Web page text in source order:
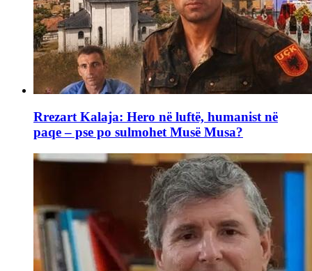
Rrezart Kalaja: Hero në luftë, humanist në
paqe – pse po sulmohet Musë Musa?